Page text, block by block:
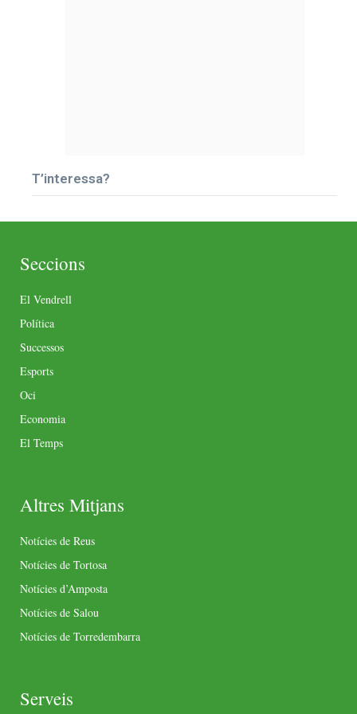
T’interessa?
Seccions
El Vendrell
Política
Successos
Esports
Oci
Economia
El Temps
Altres Mitjans
Notícies de Reus
Notícies de Tortosa
Notícies d’Amposta
Notícies de Salou
Notícies de Torredembarra
Serveis